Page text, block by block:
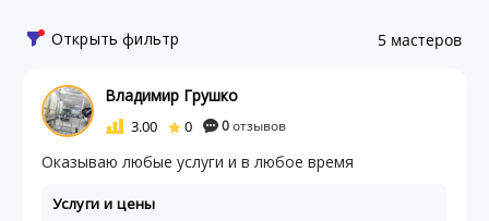
Открыть фильтр 5 мастеров
Владимир Грушко
3.00 0 0отзывов
Оказываю любые услуги и в любое время
Услуги и цены